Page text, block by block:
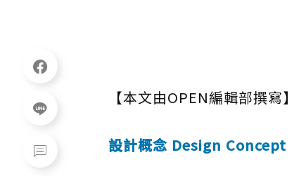
【本文由OPEN編輯部撰寫】
設計概念 Design Concept